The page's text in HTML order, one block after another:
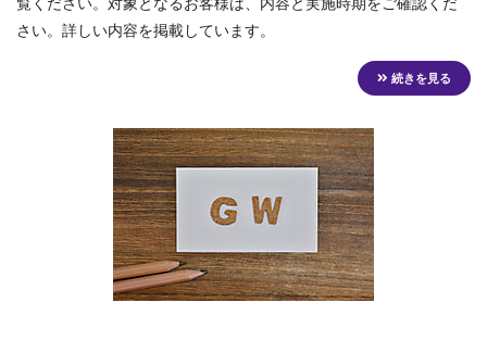
さい。詳しい内容を掲載しています。
続きを見る